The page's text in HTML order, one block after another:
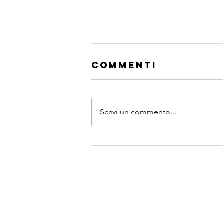
esponente di
Commenti
Scrivi un commento...